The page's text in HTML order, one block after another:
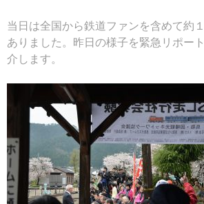
当日は全国から鉄道ファンを含めて約
ありました。昨日の様子を緊急リポー
介します。